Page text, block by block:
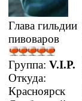
Глава гильдии
пивоваров
Группа: V.I.P.
Откуда:
Красноярск